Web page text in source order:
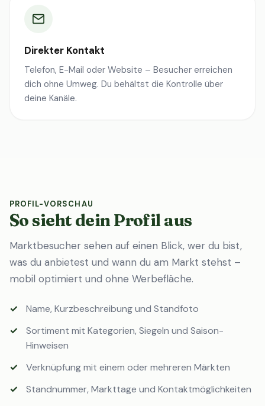
Direkter Kontakt
Telefon, E-Mail oder Website – Besucher erreichen
dich ohne Umweg. Du behältst die Kontrolle über
deine Kanäle.
PROFIL-VORSCHAU
So sieht dein Profil aus
Marktbesucher sehen auf einen Blick, wer du bist,
was du anbietest und wann du am Markt stehst –
mobil optimiert und ohne Werbefläche.
Name, Kurzbeschreibung und Standfoto
Sortiment mit Kategorien, Siegeln und Saison-
Hinweisen
Verknüpfung mit einem oder mehreren Märkten
Standnummer, Markttage und Kontaktmöglichkeiten